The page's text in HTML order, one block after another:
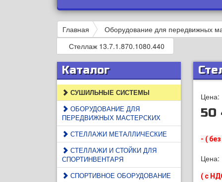
Главная
Оборудование для передвижных
Стеллаж 13.7.1.870.1080.440
Каталог
СУШИЛЬНЫЕ СИСТЕМЫ
ОБОРУДОВАНИЕ ДЛЯ
ПЕРЕДВИЖНЫХ МАСТЕРСКИХ
СТЕЛЛАЖИ МЕТАЛЛИЧЕСКИЕ
СТЕЛЛАЖИ И СТОЙКИ ДЛЯ
СПОРТИНВЕНТАРЯ
СПОРТИВНОЕ ОБОРУДОВАНИЕ
Цена:
50
- (
Цена:
( с